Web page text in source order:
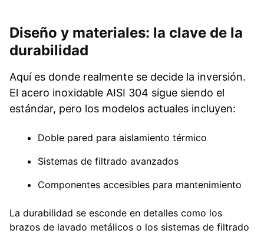
Diseño y materiales: la clave de la
durabilidad
Aquí es donde realmente se decide la inversión.
El acero inoxidable AISI 304 sigue siendo el
estándar, pero los modelos actuales incluyen:
Doble pared para aislamiento térmico
Sistemas de filtrado avanzados
Componentes accesibles para mantenimiento
La durabilidad se esconde en detalles como los
brazos de lavado metálicos o los sistemas de filtrado